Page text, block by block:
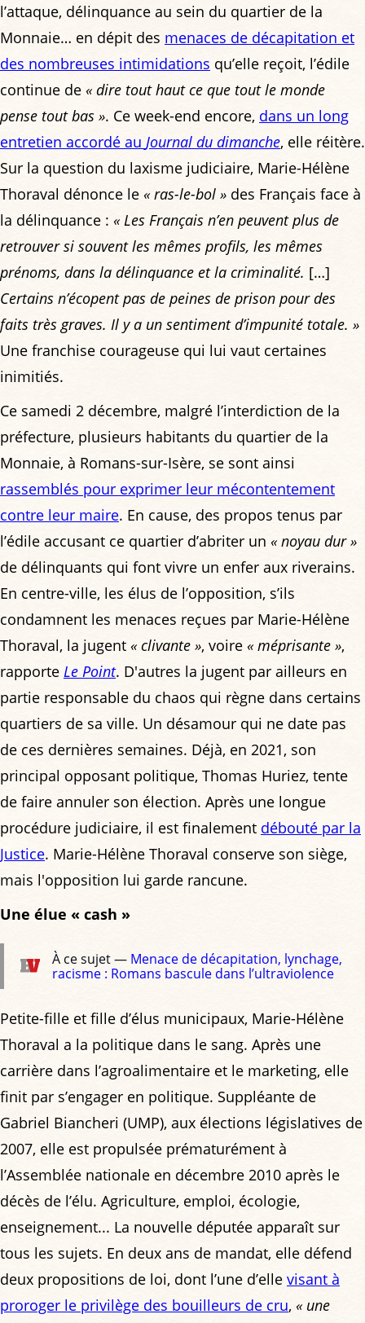
l’attaque, délinquance au sein du quartier de la
Monnaie… en dépit des menaces de décapitation et
des nombreuses intimidations qu’elle reçoit, l’édile
continue de « dire tout haut ce que tout le monde
pense tout bas ». Ce week-end encore, dans un long
entretien accordé au Journal du dimanche, elle réitère.
Sur la question du laxisme judiciaire, Marie-Hélène
Thoraval dénonce le « ras-le-bol » des Français face à
la délinquance : « Les Français n’en peuvent plus de
retrouver si souvent les mêmes profils, les mêmes
prénoms, dans la délinquance et la criminalité. […]
Certains n’écopent pas de peines de prison pour des
faits très graves. Il y a un sentiment d’impunité totale. »
Une franchise courageuse qui lui vaut certaines
inimitiés.
Ce samedi 2 décembre, malgré l’interdiction de la
préfecture, plusieurs habitants du quartier de la
Monnaie, à Romans-sur-Isère, se sont ainsi
rassemblés pour exprimer leur mécontentement
contre leur maire. En cause, des propos tenus par
l’édile accusant ce quartier d’abriter un « noyau dur »
de délinquants qui font vivre un enfer aux riverains.
En centre-ville, les élus de l’opposition, s’ils
condamnent les menaces reçues par Marie-Hélène
Thoraval, la jugent « clivante », voire « méprisante »,
rapporte Le Point. D'autres la jugent par ailleurs en
partie responsable du chaos qui règne dans certains
quartiers de sa ville. Un désamour qui ne date pas
de ces dernières semaines. Déjà, en 2021, son
principal opposant politique, Thomas Huriez, tente
de faire annuler son élection. Après une longue
procédure judiciaire, il est finalement débouté par la
Justice. Marie-Hélène Thoraval conserve son siège,
mais l'opposition lui garde rancune.
Une élue « cash »
À ce sujet — Menace de décapitation, lynchage,
racisme : Romans bascule dans l’ultraviolence
Petite-fille et fille d’élus municipaux, Marie-Hélène
Thoraval a la politique dans le sang. Après une
carrière dans l’agroalimentaire et le marketing, elle
finit par s’engager en politique. Suppléante de
Gabriel Biancheri (UMP), aux élections législatives de
2007, elle est propulsée prématurément à
l’Assemblée nationale en décembre 2010 après le
décès de l’élu. Agriculture, emploi, écologie,
enseignement... La nouvelle députée apparaît sur
tous les sujets. En deux ans de mandat, elle défend
deux propositions de loi, dont l’une d’elle visant à
proroger le privilège des bouilleurs de cru, « une